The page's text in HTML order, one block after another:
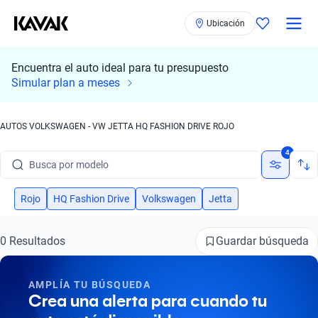
Ubicación
Encuentra el auto ideal para tu presupuesto
Simular plan a meses
AUTOS VOLKSWAGEN - VW JETTA HQ FASHION DRIVE ROJO
Busca por modelo
Busca por versión
Busca por marca
Busca por modelo
4
Rojo HQ Fashion Drive Volkswagen Jetta
0 Resultados Guardar búsqueda
AMPLÍA TU BÚSQUEDA
Crea una alerta para cuando tu